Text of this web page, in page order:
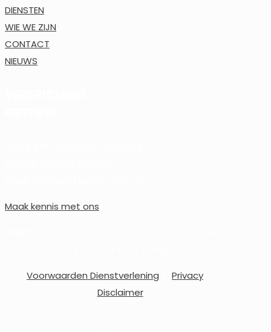
DIENSTEN
WIE WE ZIJN
CONTACT
NIEUWS
Maak kennis met ons
Voorwaarden Dienstverlening Privacy
Disclaimer